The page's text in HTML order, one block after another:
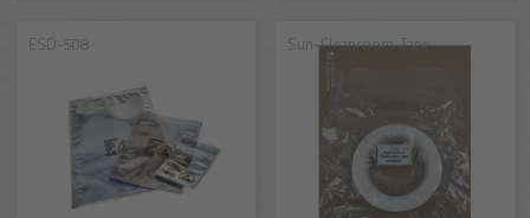
ESD-508 Sun-Cleanroom-Tape